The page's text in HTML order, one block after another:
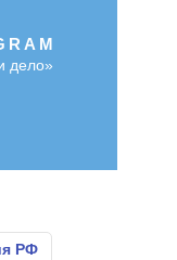
дело»
РФ